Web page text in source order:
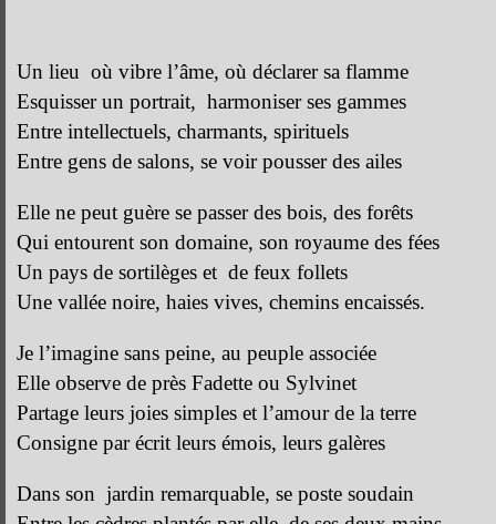
Un lieu où vibre l’âme, où déclarer sa flamme
Esquisser un portrait, harmoniser ses gammes
Entre intellectuels, charmants, spirituels
Entre gens de salons, se voir pousser des ailes
Elle ne peut guère se passer des bois, des forêts
Qui entourent son domaine, son royaume des fées
Un pays de sortilèges et de feux follets
Une vallée noire, haies vives, chemins encaissés.
Je l’imagine sans peine, au peuple associée
Elle observe de près Fadette ou Sylvinet
Partage leurs joies simples et l’amour de la terre
Consigne par écrit leurs émois, leurs galères
Dans son jardin remarquable, se poste soudain